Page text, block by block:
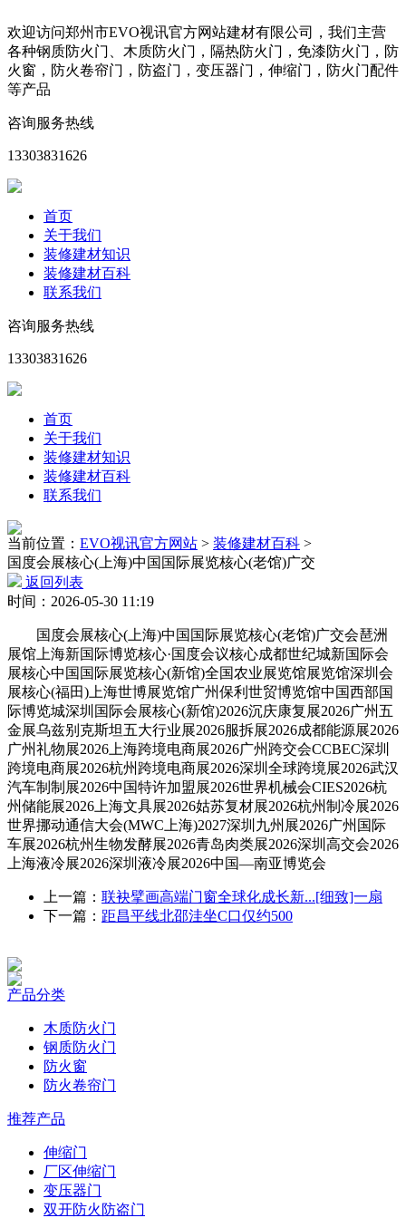
欢迎访问郑州市EVO视讯官方网站建材有限公司，我们主营
各种钢质防火门、木质防火门，隔热防火门，免漆防火门，防
火窗，防火卷帘门，防盗门，变压器门，伸缩门，防火门配件
等产品
咨询服务热线
13303831626
首页
关于我们
装修建材知识
装修建材百科
联系我们
咨询服务热线
13303831626
首页
关于我们
装修建材知识
装修建材百科
联系我们
当前位置： EVO视讯官方网站 > 装修建材百科 >
国度会展核心(上海)中国国际展览核心(老馆)广交
返回列表
时间：2026-05-30 11:19
国度会展核心(上海)中国国际展览核心(老馆)广交会琶洲
展馆上海新国际博览核心·国度会议核心成都世纪城新国际会
展核心中国国际展览核心(新馆)全国农业展览馆展览馆深圳会
展核心(福田)上海世博展览馆广州保利世贸博览馆中国西部国
际博览城深圳国际会展核心(新馆)2026沉庆康复展2026广州五
金展乌兹别克斯坦五大行业展2026服拆展2026成都能源展2026
广州礼物展2026上海跨境电商展2026广州跨交会CCBEC深圳
跨境电商展2026杭州跨境电商展2026深圳全球跨境展2026武汉
汽车制制展2026中国特许加盟展2026世界机械会CIES2026杭
州储能展2026上海文具展2026姑苏复材展2026杭州制冷展2026
世界挪动通信大会(MWC上海)2027深圳九州展2026广州国际
车展2026杭州生物发酵展2026青岛肉类展2026深圳高交会2026
上海液冷展2026深圳液冷展2026中国—南亚博览会
上一篇： 联袂擘画高端门窗全球化成长新...[细致]一扇
下一篇： 距昌平线北邵洼坐C口仅约500
产品分类
木质防火门
钢质防火门
防火窗
防火卷帘门
推荐产品
伸缩门
厂区伸缩门
变压器门
双开防火防盗门